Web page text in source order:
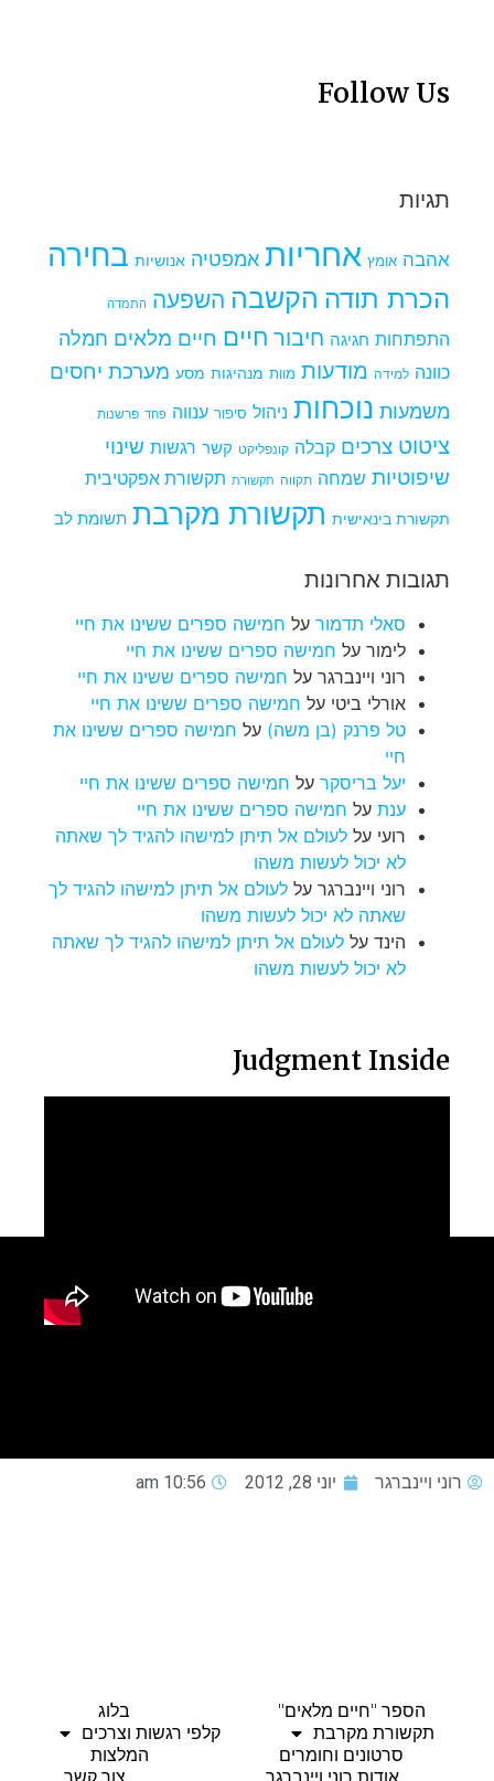
Follow Us
תגיות
אהבה אומץ אחריות אמפטיה אנושיות בחירה
הכרת תודה הקשבה השפעה התמדה
התפתחות חגיגה חיבור חיים חיים מלאים חמלה
כוונה למידה מודעות מוות מנהיגות מסע מערכת יחסים
משמעות נוכחות ניהול סיפור ענווה פחד פרשנות
ציטוט צרכים קבלה קונפליקט קשר רגשות שינוי
שיפוטיות שמחה תקווה תקשורת תקשורת אפקטיבית
תקשורת בינאישית תקשורת מקרבת תשומת לב
תגובות אחרונות
סאלי תדמור על חמישה ספרים ששינו את חיי
לימור על חמישה ספרים ששינו את חיי
רוני ויינברגר על חמישה ספרים ששינו את חיי
אורלי ביטי על חמישה ספרים ששינו את חיי
טל פרנק (בן משה) על חמישה ספרים ששינו את
חיי
יעל בריסקר על חמישה ספרים ששינו את חיי
ענת על חמישה ספרים ששינו את חיי
רועי על לעולם אל תיתן למישהו להגיד לך שאתה
לא יכול לעשות משהו
רוני ויינברגר על לעולם אל תיתן למישהו להגיד לך
שאתה לא יכול לעשות משהו
הינד על לעולם אל תיתן למישהו להגיד לך שאתה
לא יכול לעשות משהו
Judgment Inside
רוני ויינברגר יוני 28, 2012 10:56 am
הספר "חיים מלאים"
בלוג
תקשורת מקרבת
קלפי רגשות וצרכים
סרטונים וחומרים
המלצות